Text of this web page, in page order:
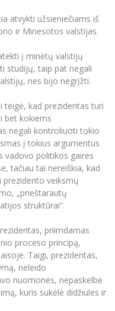
atvykti užsieniečiams iš
ir Minesotos valstijas.
į minėtų valstijų
studijų, taip pat negali
nes bijo negrįžti.
kad prezidentas turi
bet kokiems
negali kontroliuoti tokio
į tokius argumentus
vadovo politikos gaires
tačiau tai nereiškia, kad
veiksmų
„prieštarautų
struktūrai“.
priimdamas
proceso principą,
Taigi, prezidentas,
neleido
nuomonės, nepaskelbė
kuris sukėlė didžiules ir